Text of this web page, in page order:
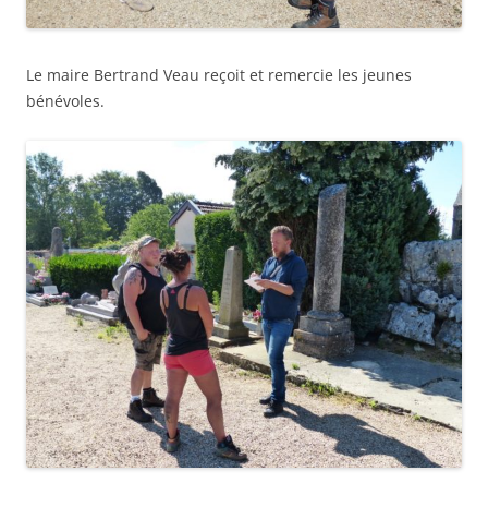
Le maire Bertrand Veau reçoit et remercie les jeunes
bénévoles.